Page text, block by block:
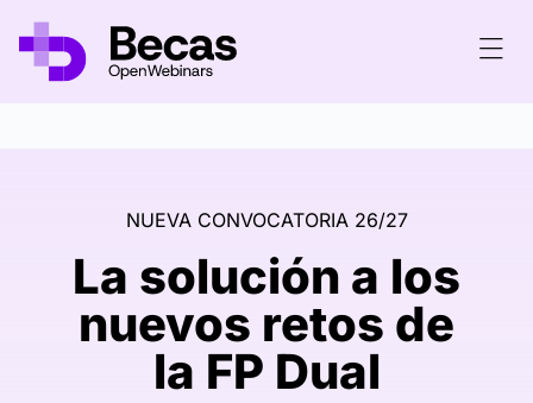
|
|
|
NUEVA CONVOCATORIA 26/27
La solución a los
nuevos retos de
la FP Dual